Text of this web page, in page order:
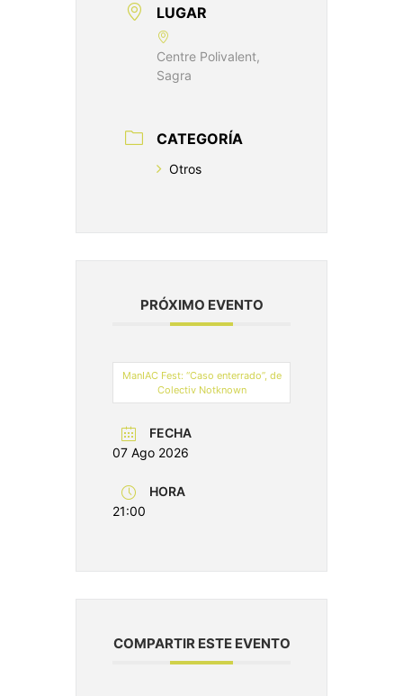
LUGAR
Centre Polivalent,
Sagra
CATEGORÍA
Otros
PRÓXIMO EVENTO
ManIAC Fest: “Caso enterrado”, de
Colectiv Notknown
FECHA
07 Ago 2026
HORA
21:00
COMPARTIR ESTE EVENTO